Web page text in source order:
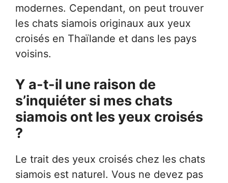
modernes. Cependant, on peut trouver
les chats siamois originaux aux yeux
croisés en Thaïlande et dans les pays
voisins.
Y a-t-il une raison de
s’inquiéter si mes chats
siamois ont les yeux croisés
?
Le trait des yeux croisés chez les chats
siamois est naturel. Vous ne devez pas